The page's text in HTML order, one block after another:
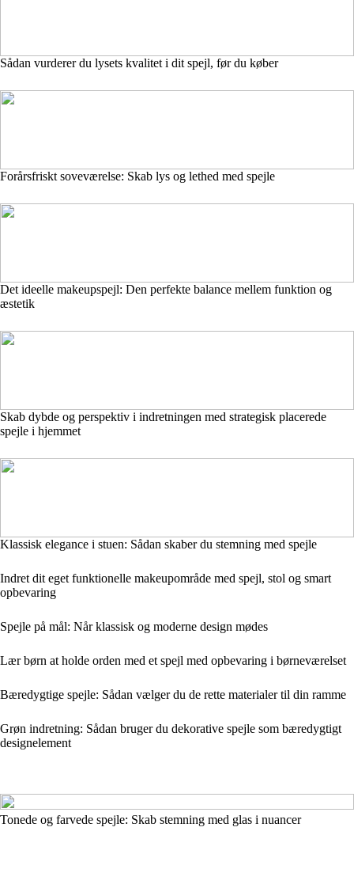
Sådan vurderer du lysets kvalitet i dit spejl, før du køber
Forårsfriskt soveværelse: Skab lys og lethed med spejle
Det ideelle makeupspejl: Den perfekte balance mellem funktion og
æstetik
Skab dybde og perspektiv i indretningen med strategisk placerede
spejle i hjemmet
Klassisk elegance i stuen: Sådan skaber du stemning med spejle
Indret dit eget funktionelle makeupområde med spejl, stol og smart
opbevaring
Spejle på mål: Når klassisk og moderne design mødes
Lær børn at holde orden med et spejl med opbevaring i børneværelset
Bæredygtige spejle: Sådan vælger du de rette materialer til din ramme
Grøn indretning: Sådan bruger du dekorative spejle som bæredygtigt
designelement
Tonede og farvede spejle: Skab stemning med glas i nuancer